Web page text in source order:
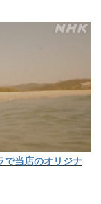
で当店のオリジナ